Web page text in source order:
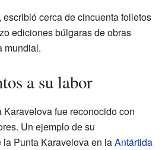
cerca de cincuenta folletos
ediciones búlgaras de obras
mundial.
a su labor
fue reconocido con
Un ejemplo de su
Punta Karavelova en laAntártida